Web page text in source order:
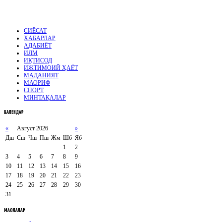
СИЁСАТ
ХАБАРЛАР
АДАБИЁТ
ИЛМ
ИҚТИСОД
ИЖТИМОИЙ ҲАЁТ
МАДАНИЯТ
МАОРИФ
СПОРТ
МИНТАҚАЛАР
КАЛЕНДАР
« Август 2026
»
Дш Сш Чш Пш Жм Шб Яб
1
2
3
4 5 6 7 8
9
10
11 12 13 14 15
16
17
18 19 20 21 22
23
24
25 26 27 28 29
30
31
МАҚОЛАЛАР